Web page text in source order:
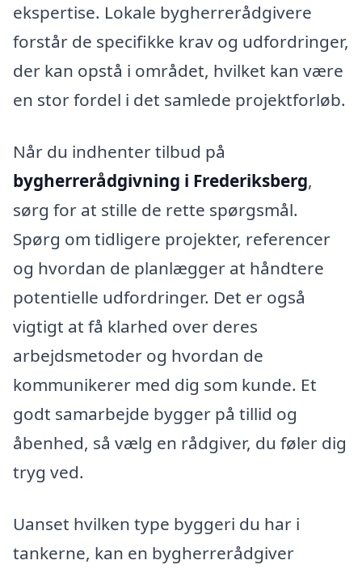
ekspertise. Lokale bygherrerådgivere
forstår de specifikke krav og udfordringer,
der kan opstå i området, hvilket kan være
en stor fordel i det samlede projektforløb.
Når du indhenter tilbud på
bygherrerådgivning i Frederiksberg,
sørg for at stille de rette spørgsmål.
Spørg om tidligere projekter, referencer
og hvordan de planlægger at håndtere
potentielle udfordringer. Det er også
vigtigt at få klarhed over deres
arbejdsmetoder og hvordan de
kommunikerer med dig som kunde. Et
godt samarbejde bygger på tillid og
åbenhed, så vælg en rådgiver, du føler dig
tryg ved.
Uanset hvilken type byggeri du har i
tankerne, kan en bygherrerådgiver